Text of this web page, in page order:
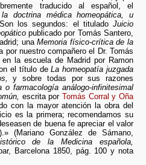
traducido al español, el
doctrina médica homeopática, u
Son los segundos: el titulado Juicio
publicado por Tomás Santero,
unaMemoria físico-crítica de la
por nuestro compañero el Dr. Tomás
la escuela de Madrid por Ramon
el título deLa homeopatía juzgada
y sobre todas por sus razones
o farmacología análogo-infinitesimal
escrita por Tomás Corral y Oña
con la mayor atención la obra del
es la primera; recomendamos su
de buena fe apreciar el valor
(Mariano González de Sámano,
de la Medicina española,
Barcelona 1850, pág. 100 y nota